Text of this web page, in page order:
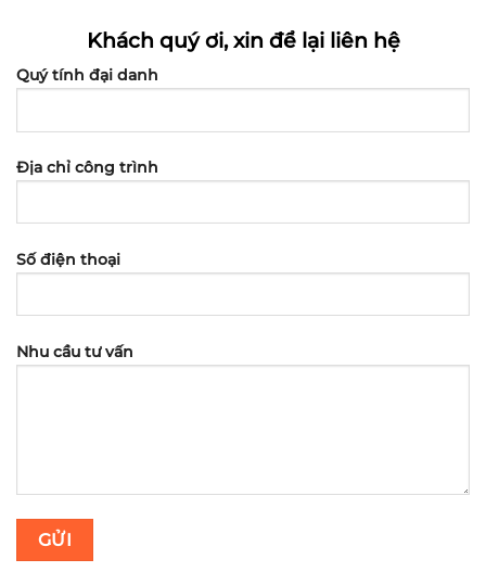
Khách quý ơi, xin để lại liên hệ
Quý tính đại danh
Địa chỉ công trình
Số điện thoại
Nhu cầu tư vấn